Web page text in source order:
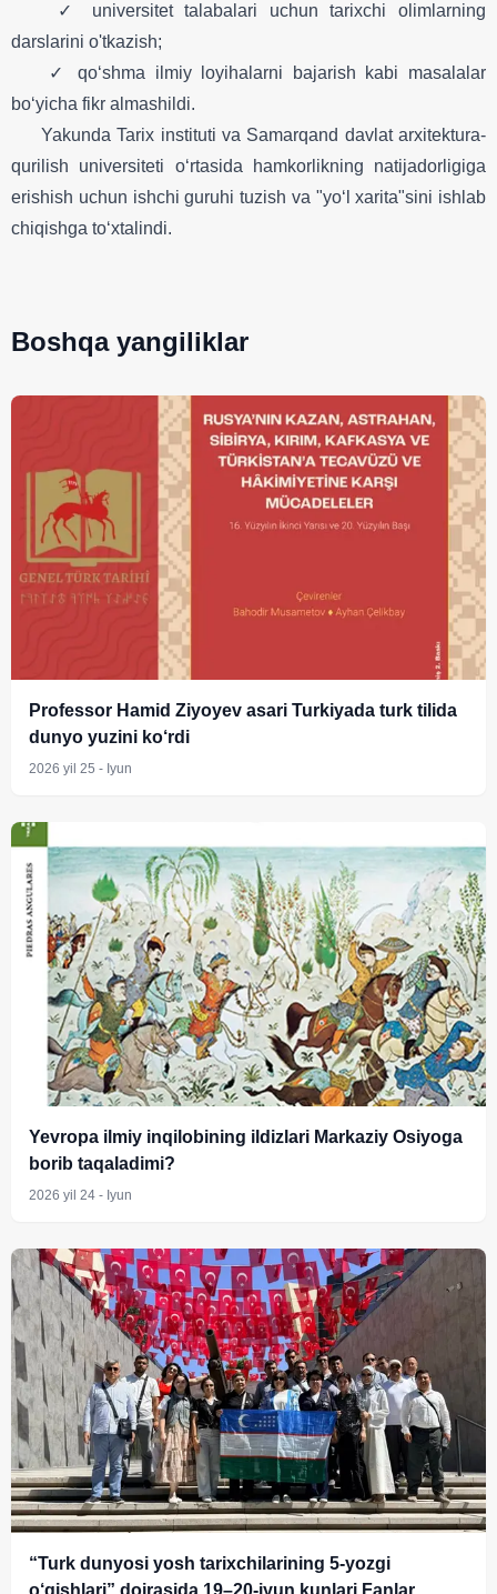
✓ universitet talabalari uchun tarixchi olimlarning
darslarini o'tkazish;
✓ qo‘shma ilmiy loyihalarni bajarish kabi masalalar
bo‘yicha fikr almashildi.
Yakunda Tarix instituti va Samarqand davlat arxitektura-
qurilish universiteti o‘rtasida hamkorlikning natijadorligiga
erishish uchun ishchi guruhi tuzish va "yo‘l xarita"sini ishlab
chiqishga to‘xtalindi.
Boshqa yangiliklar
Professor Hamid Ziyoyev asari Turkiyada turk tilida
dunyo yuzini ko‘rdi
2026 yil 25 - Iyun
Yevropa ilmiy inqilobining ildizlari Markaziy Osiyoga
borib taqaladimi?
2026 yil 24 - Iyun
“Turk dunyosi yosh tarixchilarining 5-yozgi
o‘qishlari” doirasida 19–20-iyun kunlari Fanlar